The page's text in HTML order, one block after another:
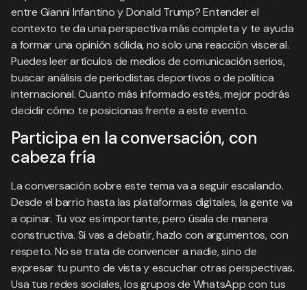
entre Gianni Infantino y Donald Trump? Entender el
contexto te da una perspectiva más completa y te ayuda
a formar una opinión sólida, no solo una reacción visceral.
Puedes leer artículos de medios de comunicación serios,
buscar análisis de periodistas deportivos o de política
internacional. Cuanto más informado estés, mejor podrás
decidir cómo te posicionas frente a este evento.
Participa en la conversación, con
cabeza fría
La conversación sobre este tema va a seguir escalando.
Desde el barrio hasta las plataformas digitales, la gente va
a opinar. Tu voz es importante, pero úsala de manera
constructiva. Si vas a debatir, hazlo con argumentos, con
respeto. No se trata de convencer a nadie, sino de
expresar tu punto de vista y escuchar otras perspectivas.
Usa tus redes sociales, los grupos de WhatsApp con tus